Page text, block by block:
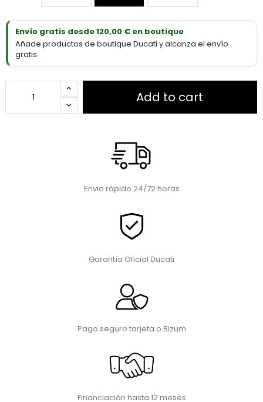
Envío gratis desde 120,00 € en boutique
Añade productos de boutique Ducati y alcanza el envío
gratis.
Add to cart
Envio rápido 24/72 horas
Garantía Oficial Ducati
Pago seguro tarjeta o Bizum
Financiación hasta 12 meses